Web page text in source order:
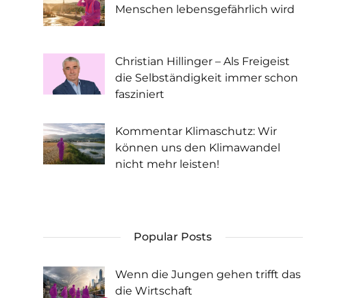
Menschen lebensgefährlich wird
Christian Hillinger – Als Freigeist
die Selbständigkeit immer schon
fasziniert
Kommentar Klimaschutz: Wir
können uns den Klimawandel
nicht mehr leisten!
Popular Posts
Wenn die Jungen gehen trifft das
die Wirtschaft